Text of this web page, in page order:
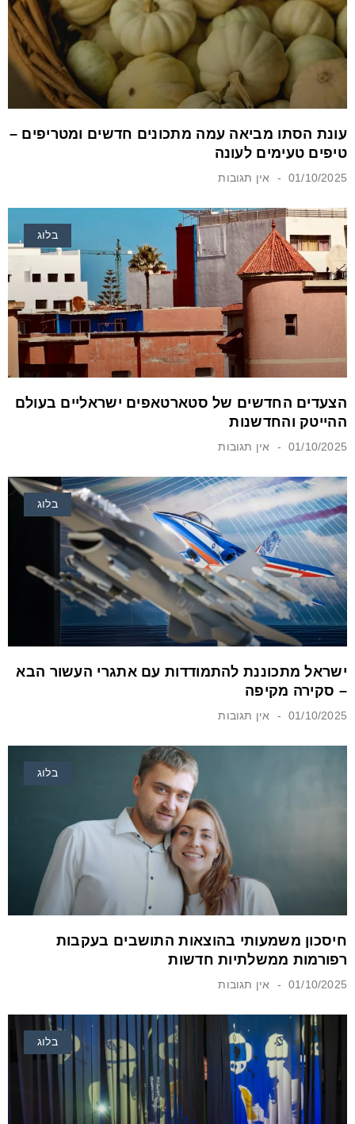
עונת הסתו מביאה עמה מתכונים חדשים ומטריפים –
טיפים טעימים לעונה
01/10/2025 אין תגובות
בלוג
הצעדים החדשים של סטארטאפים ישראליים בעולם
ההייטק והחדשנות
01/10/2025 אין תגובות
בלוג
ישראל מתכוננת להתמודדות עם אתגרי העשור הבא
– סקירה מקיפה
01/10/2025 אין תגובות
בלוג
חיסכון משמעותי בהוצאות התושבים בעקבות
רפורמות ממשלתיות חדשות
01/10/2025 אין תגובות
בלוג